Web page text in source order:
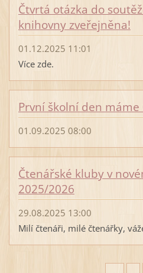
Čtvrtá otázka do
knihovny zveřejněna!
01.12.2025 11:01
Více zde.
První školní den máme
01.09.2025 08:00
Čtenářské kluby v
2025/2026
29.08.2025 13:00
Milí čtenáři, milé čtenářky,